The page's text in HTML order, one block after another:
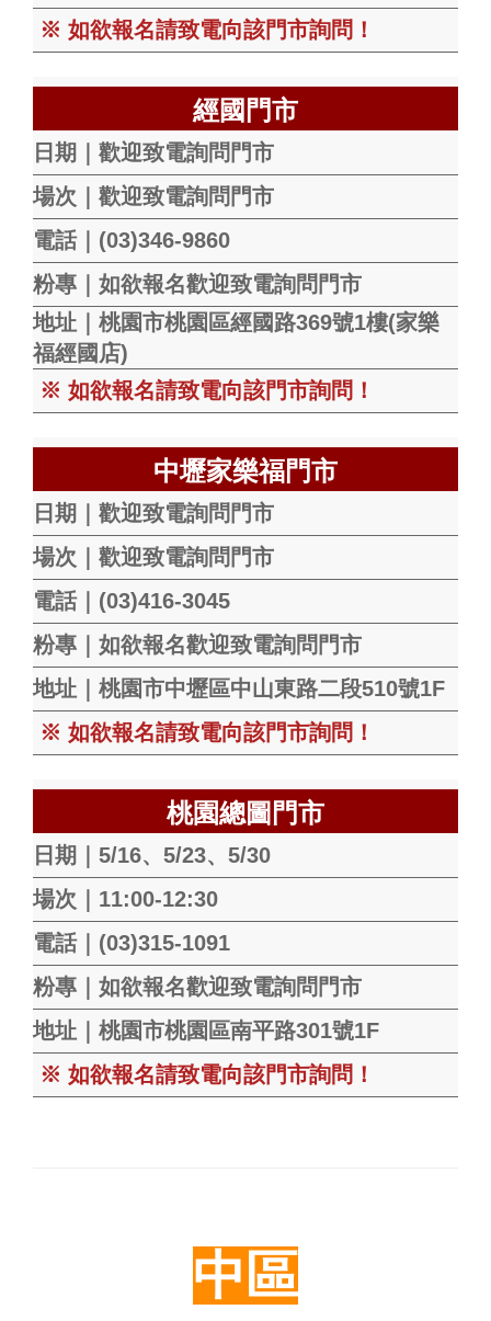
※ 如欲報名請致電向該門市詢問！
經國門市
日期｜歡迎致電詢問門市
場次｜歡迎致電詢問門市
電話｜(03)346-9860
粉專｜ 如欲報名歡迎致電詢問門市
地址｜桃園市桃園區經國路369號1樓(家樂
福經國店)
※ 如欲報名請致電向該門市詢問！
中壢家樂福門市
日期｜歡迎致電詢問門市
場次｜歡迎致電詢問門市
電話｜(03)416-3045
粉專｜如欲報名歡迎致電詢問門市
地址｜桃園市中壢區中山東路二段510號1F
※ 如欲報名請致電向該門市詢問！
桃園總圖門市
日期｜5/16、5/23、5/30
場次｜11:00-12:30
電話｜(03)315-1091
粉專｜如欲報名歡迎致電詢問門市
地址｜ 桃園市桃園區南平路301號1F
※ 如欲報名請致電向該門市詢問！
中區